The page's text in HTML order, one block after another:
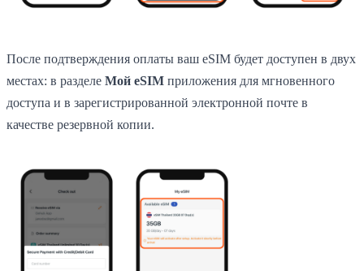
После подтверждения оплаты ваш eSIM будет доступен в двух
местах: в разделе Мой eSIM приложения для мгновенного
доступа и в зарегистрированной электронной почте в
качестве резервной копии.